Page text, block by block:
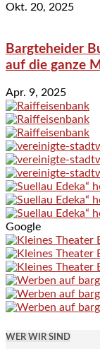
Okt. 20, 2025
Bargteheider
auf die ganze
Apr. 9, 2025
Google
WER WIR SIND